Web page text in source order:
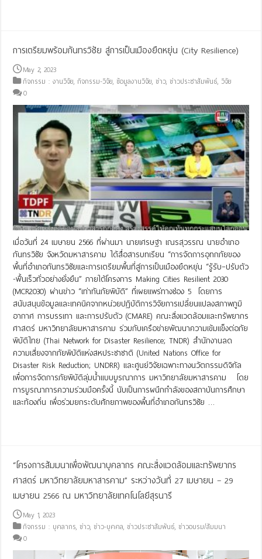
การเตรียมพร้อมกันทรวิชัย สู่การเป็นเมืองยืดหยุ่น (City Resilience)
May 2, 2023
กิจกรรม : งานวิจัย,กิจกรรม-วิจัย,ข้อมูลงานวิจัย,ข่าว,ข่าวประชาสัมพันธ์, วิจัย
0
เมื่อวันที่ 24 เมษายน 2566 ที่ผ่านมา นายเศรษฐา เณรสุวรรณ นายอำเภอ
กันทรวิชัย จังหวัดมหาสารคาม ได้สื่อสารบทเรียน “การจัดการอุทกภัยของ
พื้นที่อำเภอกันทรวิชัยและการเตรียมพื้นที่สู่การเป็นเมืองยืดหยุ่น “รู้รับ–ปรับตัว
-ฟื้นเร็วทั่วอย่างยั่งยืน” ภายใต้โครงการ Making Cities Resilient 2030
(MCR2030) ผ่านข่าว “เท่าทันภัยพิบัติ” ที่เผยแพร่ทางช่อง 5 โดยการ
สนับสนุนข้อมูลและเทคนิคจากหน่วยปฏิบัติการวิจัยการเปลี่ยนแปลงสภาพภูมิ
อากาศ การบรรเทา และการปรับตัว (CMARE) คณะสิ่งแวดล้อมและทรัพยากร
ศาสตร์ มหาวิทยาลัยมหาสารคาม ร่วมกับเครือข่ายพัฒนาความเข้มแข็งต่อภัย
พิบัติไทย (Thai Network for Disaster Resilience; TNDR) สำนักงานลด
ความเสี่ยงจากภัยพิบัติแห่งสหประชาชาติ (United Nations Office for
Disaster Risk Reduction; UNDRR) และศูนย์วิจัยเฉพาะทางนวัตกรรมดิจิทัล
เพื่อการจัดการภัยพิบัติลุ่มน้ำแบบบูรณาการ มหาวิทยาลัยมหาสารคาม โดย
การบูรณาการความร่วมมือครั้งนี้ นับเป็นการผนึกกำลังของสถาบันการศึกษา
และท้องถิ่น เพื่อร่วมยกระดับศักยภาพของพื้นที่อำเภอกันทรวิชัย …
“โครงการสัมมนาเพื่อพัฒนาบุคลากร คณะสิ่งแวดล้อมและทรัพยากร
ศาสตร์ มหาวิทยาลัยมหาสารคาม” ระหว่างวันที่ 27 เมษายน – 29
เมษายน 2566 ณ มหาวิทยาลัยเทคโนโลยีสุรนารี
May 1, 2023
กิจกรรม : บุคลากร,ข่าว,ข่าว-บุคคล,ข่าวประชาสัมพันธ์,ข่าวอบรม/สัมมนา
0